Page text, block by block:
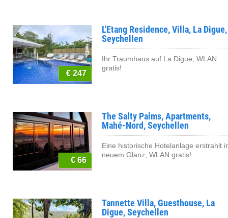
L'Etang Residence, Villa, La Digue,
Seychellen
€ 247
Ihr Traumhaus auf La Digue, WLAN
gratis!
The Salty Palms, Apartments,
Mahé-Nord, Seychellen
€ 66
Eine historische Hotelanlage erstrahlt
neuem Glanz, WLAN gratis!
Tannette Villa, Guesthouse, La
Digue, Seychellen